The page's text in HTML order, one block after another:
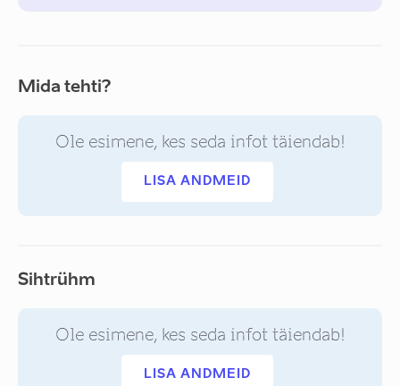
Mida tehti?
Ole esimene, kes seda infot täiendab!
LISA ANDMEID
Sihtrühm
Ole esimene, kes seda infot täiendab!
LISA ANDMEID